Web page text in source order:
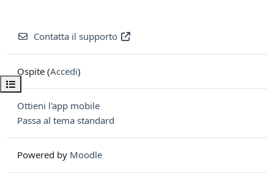
Apri indice del corso
Contatta il supporto
Ospite (Accedi)
Ottieni l'app mobile
Passa al tema standard
Powered by Moodle